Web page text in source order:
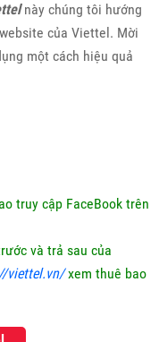
này chúng tôi hướng
của Viettel. Mời
một cách hiệu quả
truy cập FaceBook trên
và trả sau của
viettel.vn/ xem thuê bao